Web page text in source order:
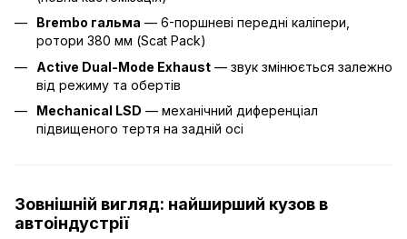
Brembo гальма — 6-поршневі передні каліпери,
ротори 380 мм (Scat Pack)
Active Dual-Mode Exhaust — звук змінюється залежно
від режиму та обертів
Mechanical LSD — механічний диференціал
підвищеного тертя на задній осі
Зовнішній вигляд: найширший кузов в
автоіндустрії